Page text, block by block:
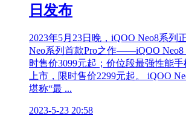
日发布
2023年5月23日晚，iQOO Neo8系列
Neo系列首款Pro之作——iQOO Neo8
时售价3099元起；价位段最强性能手
上市，限时售价2299元起。 iQOO
堪称“最 ...
2023-5-23 20:58